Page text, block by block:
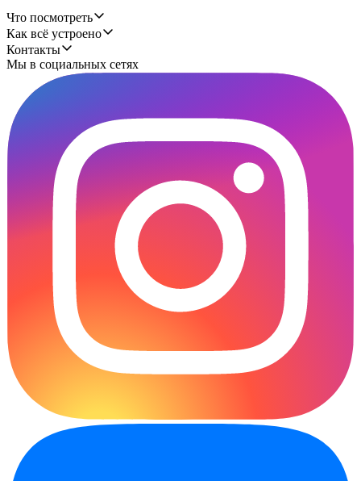
Что посмотреть
Как всё устроено
Контакты
Мы в социальных сетях